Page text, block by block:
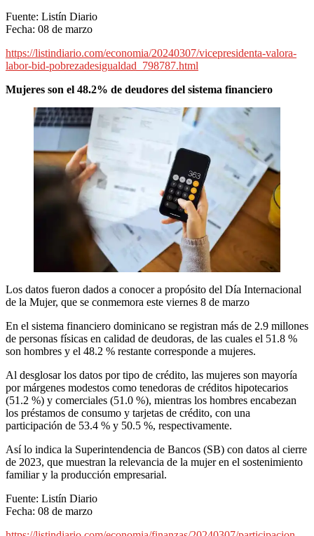
Fuente: Listín Diario
Fecha: 08 de marzo
https://listindiario.com/economia/20240307/vicepresidenta-valora-
labor-bid-pobrezadesigualdad_798787.html
Mujeres son el 48.2% de deudores del sistema financiero
Los datos fueron dados a conocer a propósito del Día Internacional
de la Mujer, que se conmemora este viernes 8 de marzo
En el sistema financiero dominicano se registran más de 2.9 millones
de personas físicas en calidad de deudoras, de las cuales el 51.8 %
son hombres y el 48.2 % restante corresponde a mujeres.
Al desglosar los datos por tipo de crédito, las mujeres son mayoría
por márgenes modestos como tenedoras de créditos hipotecarios
(51.2 %) y comerciales (51.0 %), mientras los hombres encabezan
los préstamos de consumo y tarjetas de crédito, con una
participación de 53.4 % y 50.5 %, respectivamente.
Así lo indica la Superintendencia de Bancos (SB) con datos al cierre
de 2023, que muestran la relevancia de la mujer en el sostenimiento
familiar y la producción empresarial.
Fuente: Listín Diario
Fecha: 08 de marzo